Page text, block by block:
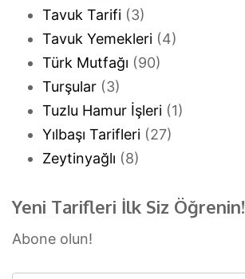
Tavuk Tarifi (3)
Tavuk Yemekleri (4)
Türk Mutfağı (90)
Turşular (3)
Tuzlu Hamur İşleri (1)
Yılbaşı Tarifleri (27)
Zeytinyağlı (8)
Yeni Tarifleri İlk Siz Öğrenin!
Abone olun!